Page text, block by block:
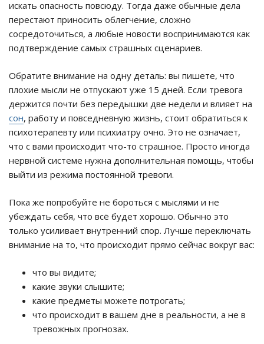
искать опасность повсюду. Тогда даже обычные дела
перестают приносить облегчение, сложно
сосредоточиться, а любые новости воспринимаются как
подтверждение самых страшных сценариев.
Обратите внимание на одну деталь: вы пишете, что
плохие мысли не отпускают уже 15 дней. Если тревога
держится почти без передышки две недели и влияет на
сон, работу и повседневную жизнь, стоит обратиться к
психотерапевту или психиатру очно. Это не означает,
что с вами происходит что-то страшное. Просто иногда
нервной системе нужна дополнительная помощь, чтобы
выйти из режима постоянной тревоги.
Пока же попробуйте не бороться с мыслями и не
убеждать себя, что всё будет хорошо. Обычно это
только усиливает внутренний спор. Лучше переключать
внимание на то, что происходит прямо сейчас вокруг вас:
что вы видите;
какие звуки слышите;
какие предметы можете потрогать;
что происходит в вашем дне в реальности, а не в
тревожных прогнозах.